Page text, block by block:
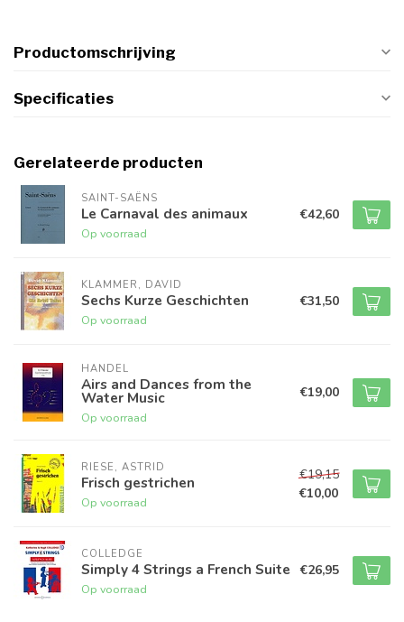
Productomschrijving
Specificaties
Gerelateerde producten
SAINT-SAËNS
Le Carnaval des animaux
Op voorraad
€42,60
KLAMMER, DAVID
Sechs Kurze Geschichten
Op voorraad
€31,50
HANDEL
Airs and Dances from the
Water Music
Op voorraad
€19,00
RIESE, ASTRID
Frisch gestrichen
Op voorraad
€19,15
€10,00
COLLEDGE
Simply 4 Strings a French Suite
Op voorraad
€26,95